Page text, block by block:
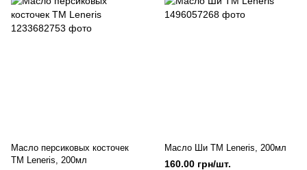
Масло персиковых косточек
TM Leneris, 200мл
Масло Ши TM Leneris, 200мл
160.00 грн/шт.